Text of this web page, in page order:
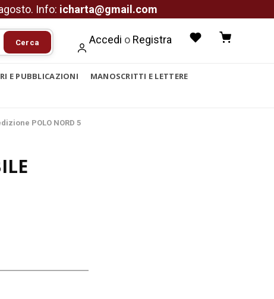
Info: icharta@gmail.com
Cerca Accedi o Registra
E PUBBLICAZIONI
MANOSCRITTI E LETTERE
POLO NORD 5